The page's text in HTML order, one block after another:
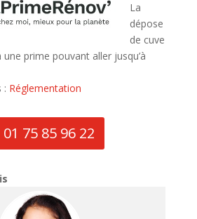
La
dépose
de cuve
prime pouvant aller jusqu’à
: Réglementation
01 75 85 96 22